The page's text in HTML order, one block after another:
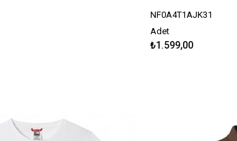
NF0A4T1AJK31
Adet
₺1.599,00